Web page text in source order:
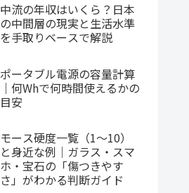
中流の年収はいくら？日本
の中間層の現実と生活水準
を手取りベースで解説
ポータブル電源の容量計算
｜何Whで何時間使えるかの
目安
モース硬度一覧（1〜10）
と身近な例｜ガラス・スマ
ホ・宝石の「傷つきやす
さ」がわかる判断ガイド